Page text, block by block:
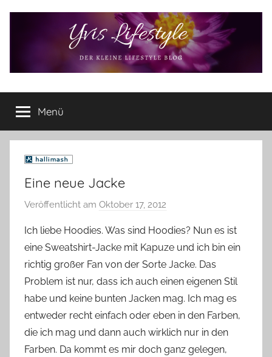
Yvis
Lifestyle
Lifestyle
Blog
–
Lifestyle,
Produkttests
und
mehr
Menü
Eine neue Jacke
Veröffentlicht am Oktober 17, 2012
n
Y
v
o
n
n
e
Ich liebe Hoodies. Was sind Hoodies? Nun es ist
eine Sweatshirt-Jacke mit Kapuze und ich bin ein
richtig großer Fan von der Sorte Jacke. Das
Problem ist nur, dass ich auch einen eigenen Stil
habe und keine bunten Jacken mag. Ich mag es
entweder recht einfach oder eben in den Farben,
die ich mag und dann auch wirklich nur in den
Farben. Da kommt es mir doch ganz gelegen,